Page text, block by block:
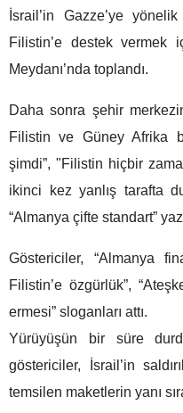
İsrail’in Gazze’ye
Filistin’e destek vermek
Meydanı’nda toplandı.
Daha sonra şehir
Filistin ve Güney Afrika
şimdi”, "Filistin hiçbir
ikinci kez yanlış tarafta
“Almanya çifte standart”
Göstericiler, “Almanya
Filistin’e özgürlük”,
ermesi” sloganları attı.
Yürüyüşün bir süre
göstericiler, İsrail’in
temsilen maketlerin yanı